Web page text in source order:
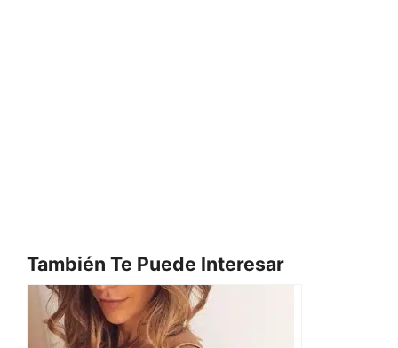
También Te Puede Interesar